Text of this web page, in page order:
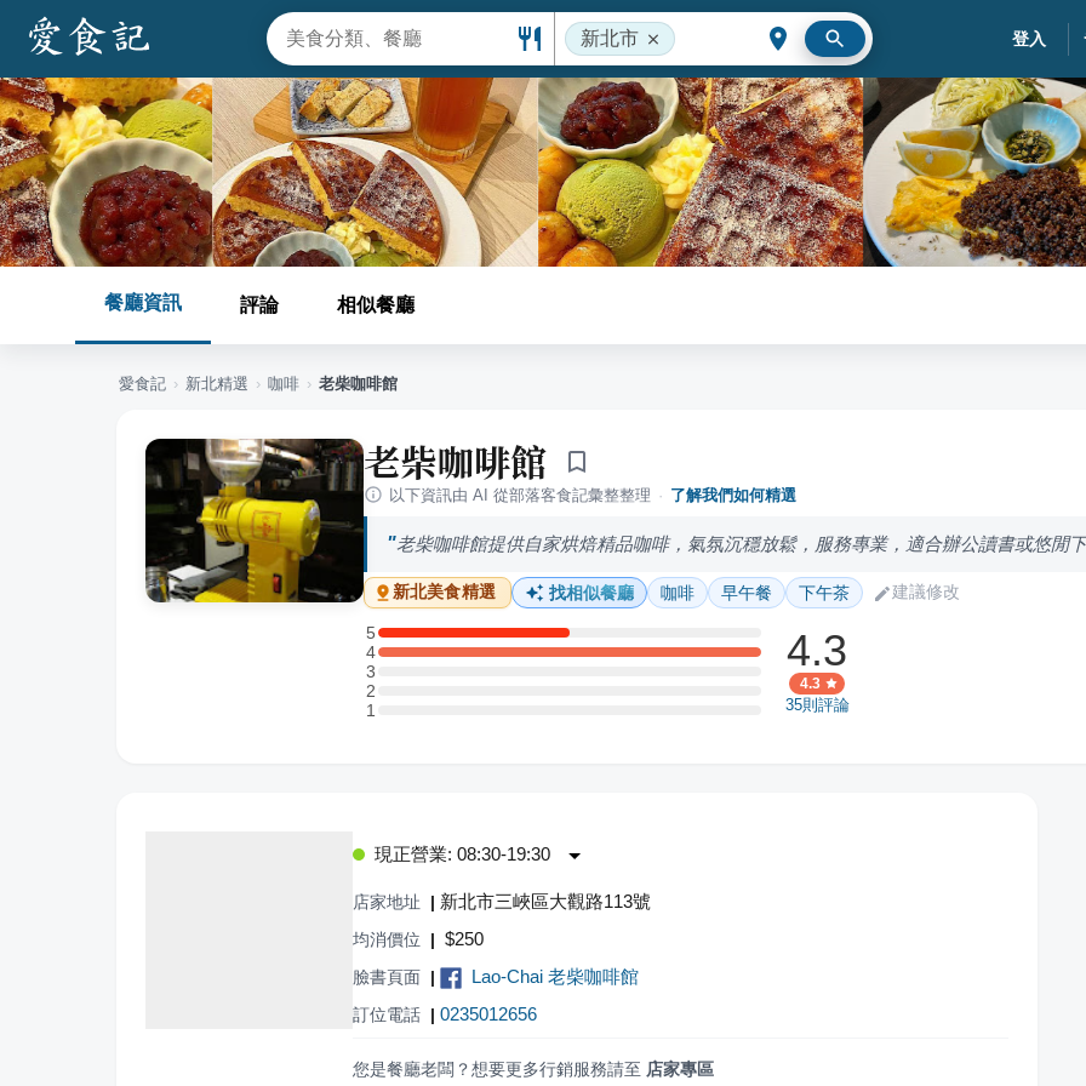
新北市 登入
餐廳資訊 評論 相似餐廳
愛食記 › 新北精選 › 咖啡 › 老柴咖啡館
老柴咖啡館
以下資訊由 AI 從部落客食記彙整整理 · 了解我們如何精選
老柴咖啡館提供自家烘焙精品咖啡，氣氛沉穩放鬆，服務專業，適合辦公讀書或悠閒
新北美食精選 找相似餐廳 咖啡 早午餐 下午茶 建議修改
5
5 星：2 則評論
4
4 星：4 則評論
3
3 星：0 則評論
2
2 星：0 則評論
11 星：0 則評論
4.3
4.3
35則評論
現正營業: 08:30-19:30
店家地址 | 新北市三峽區大觀路113號
均消價位 | $250
臉書頁面 | Lao-Chai 老柴咖啡館
訂位電話 | 0235012656
您是餐廳老闆？想要更多行銷服務請至 店家專區